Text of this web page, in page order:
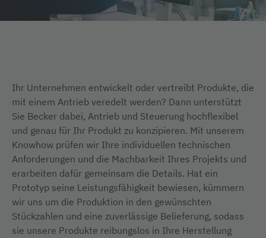
Ihr Unternehmen entwickelt oder vertreibt Produkte, die
mit einem Antrieb veredelt werden? Dann unterstützt
Sie Becker dabei, Antrieb und Steuerung hochflexibel
und genau für Ihr Produkt zu konzipieren. Mit unserem
Knowhow prüfen wir Ihre individuellen technischen
Anforderungen und die Machbarkeit Ihres Projekts und
erarbeiten dafür gemeinsam die Details. Hat ein
Prototyp seine Leistungsfähigkeit bewiesen, kümmern
wir uns um die Produktion in den gewünschten
Stückzahlen und eine zuverlässige Belieferung, sodass
sie unsere Produkte reibungslos in Ihre Herstellung